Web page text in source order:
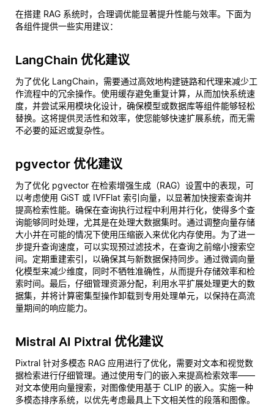
在搭建 RAG 系统时，合理调优能显著提升性能与效率。下面为
各组件提供一些实用建议：
LangChain 优化建议
为了优化 LangChain，需要通过高效地构建链路和代理来减少工
作流程中的冗余操作。使用缓存避免重复计算，从而加快系统速
度，并尝试采用模块化设计，确保模型或数据库等组件能够轻松
替换。这将提供灵活性和效率，使您能够快速扩展系统，而无需
不必要的延迟或复杂性。
pgvector 优化建议
为了优化 pgvector 在检索增强生成（RAG）设置中的表现，可
以考虑使用 GiST 或 IVFFlat 索引向量，以显著加快搜索查询并
提高检索性能。确保在查询执行过程中利用并行化，使得多个查
询能够同时处理，尤其是在处理大数据集时。通过调整向量存储
大小并在可能的情况下使用压缩嵌入来优化内存使用。为了进一
步提升查询速度，可以实现预过滤技术，在查询之前缩小搜索空
间。定期重建索引，以确保其与新数据保持同步。通过微调向量
化模型来减少维度，同时不牺牲准确性，从而提升存储效率和检
索时间。最后，仔细管理资源分配，利用水平扩展处理更大的数
据集，并将计算密集型操作卸载到专用处理单元，以保持在高流
量期间的响应能力。
Mistral AI Pixtral 优化建议
Pixtral 针对多模态 RAG 应用进行了优化，需要对文本和视觉数
据检索进行仔细管理。通过使用专门的嵌入来提高检索效率——
对文本使用向量搜索，对图像使用基于 CLIP 的嵌入。实施一种
多模态排序系统，以优先考虑最具上下文相关性的段落和图像。